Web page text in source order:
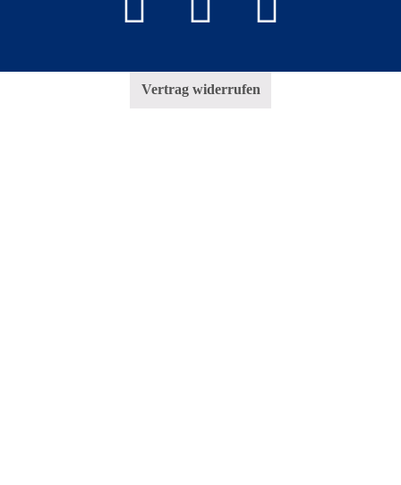
Vertrag widerrufen